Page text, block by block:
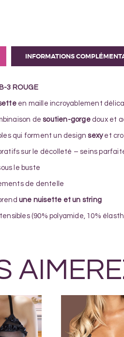
INFORMATIONS
3 ROUGE
en maille incroyablement
desoutien-gorgedoux et
qui forment un designsexyet
sur le décolleté – seins
le buste
de dentelle
une nuisette et un string
(90% polyamide, 10%